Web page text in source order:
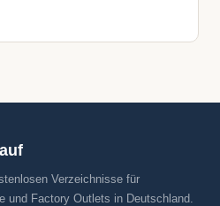
Verzeichnisse für
und Factory Outlets in Deutschland.